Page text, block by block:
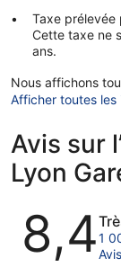
Taxe prélevée
Cette taxe ne
ans.
Nous affichons
Afficher toutes
Avis sur
Lyon
Avis
8,41
Avis